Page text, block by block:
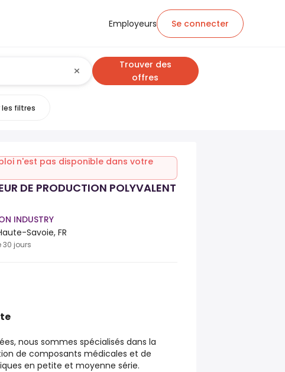
Employeurs Se connecter
Trouver des
offres
les filtres
n'est pas disponible dans votre
DE PRODUCTION POLYVALENT
INDUSTRY
Savoie, FR
30 jours
nous sommes spécialisés dans la
de composants médicales et de
en petite et moyenne série.